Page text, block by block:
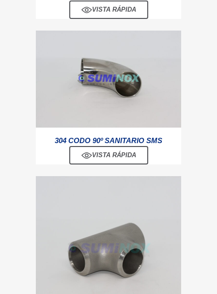
VISTA RÁPIDA
304 CODO 90º SANITARIO SMS
VISTA RÁPIDA